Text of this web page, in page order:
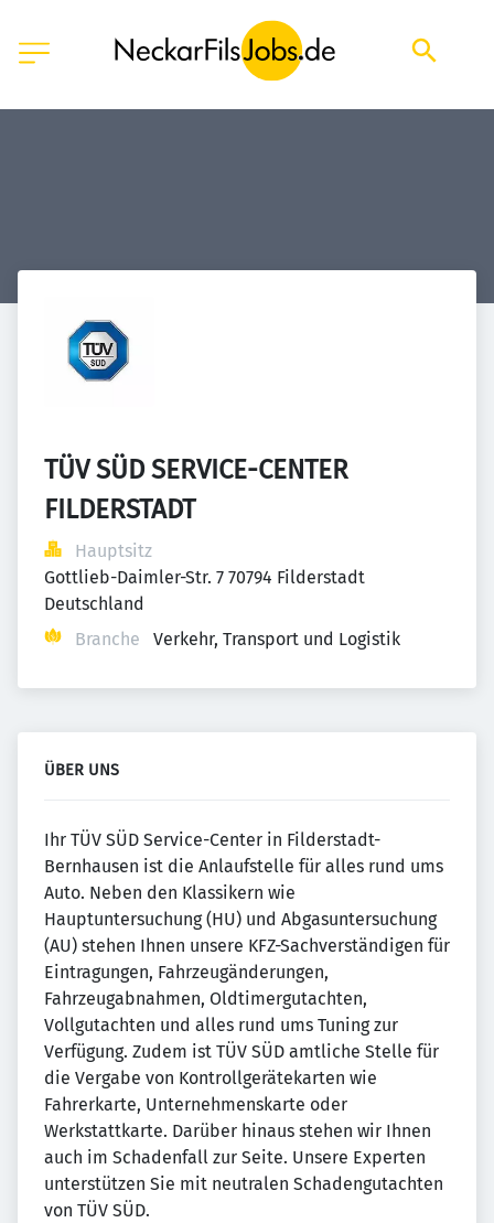
TÜV SÜD SERVICE-CENTER
FILDERSTADT
Hauptsitz
Gottlieb-Daimler-Str. 7 70794 Filderstadt
Deutschland
Branche
Verkehr, Transport und Logistik
ÜBER UNS
Ihr TÜV SÜD Service-Center in Filderstadt-
Bernhausen ist die Anlaufstelle für alles rund ums
Auto. Neben den Klassikern wie
Hauptuntersuchung (HU) und Abgasuntersuchung
(AU) stehen Ihnen unsere KFZ-Sachverständigen für
Eintragungen, Fahrzeugänderungen,
Fahrzeugabnahmen, Oldtimergutachten,
Vollgutachten und alles rund ums Tuning zur
Verfügung. Zudem ist TÜV SÜD amtliche Stelle für
die Vergabe von Kontrollgerätekarten wie
Fahrerkarte, Unternehmenskarte oder
Werkstattkarte. Darüber hinaus stehen wir Ihnen
auch im Schadenfall zur Seite. Unsere Experten
unterstützen Sie mit neutralen Schadengutachten
von TÜV SÜD.